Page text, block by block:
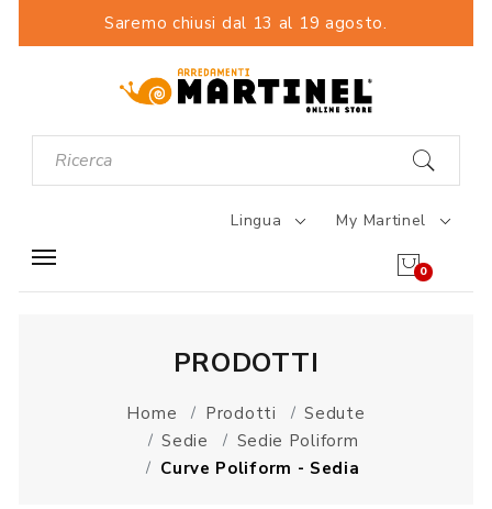
Saremo chiusi dal 13 al 19 agosto.
Lingua My Martinel
0
PRODOTTI
Home Prodotti
Sedute
Sedie
Sedie Poliform
Curve Poliform - Sedia